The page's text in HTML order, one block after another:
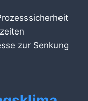
zur Senkung